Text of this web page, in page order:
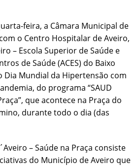
feira, a Câmara Municipal de
o Centro Hospitalar de Aveiro,
– Escola Superior de Saúde e
de Saúde (ACES) do Baixo
Dia Mundial da Hipertensão com
do programa “SAUD
que acontece na Praça do
durante todo o dia (das
– Saúde na Praça consiste
do Município de Aveiro que